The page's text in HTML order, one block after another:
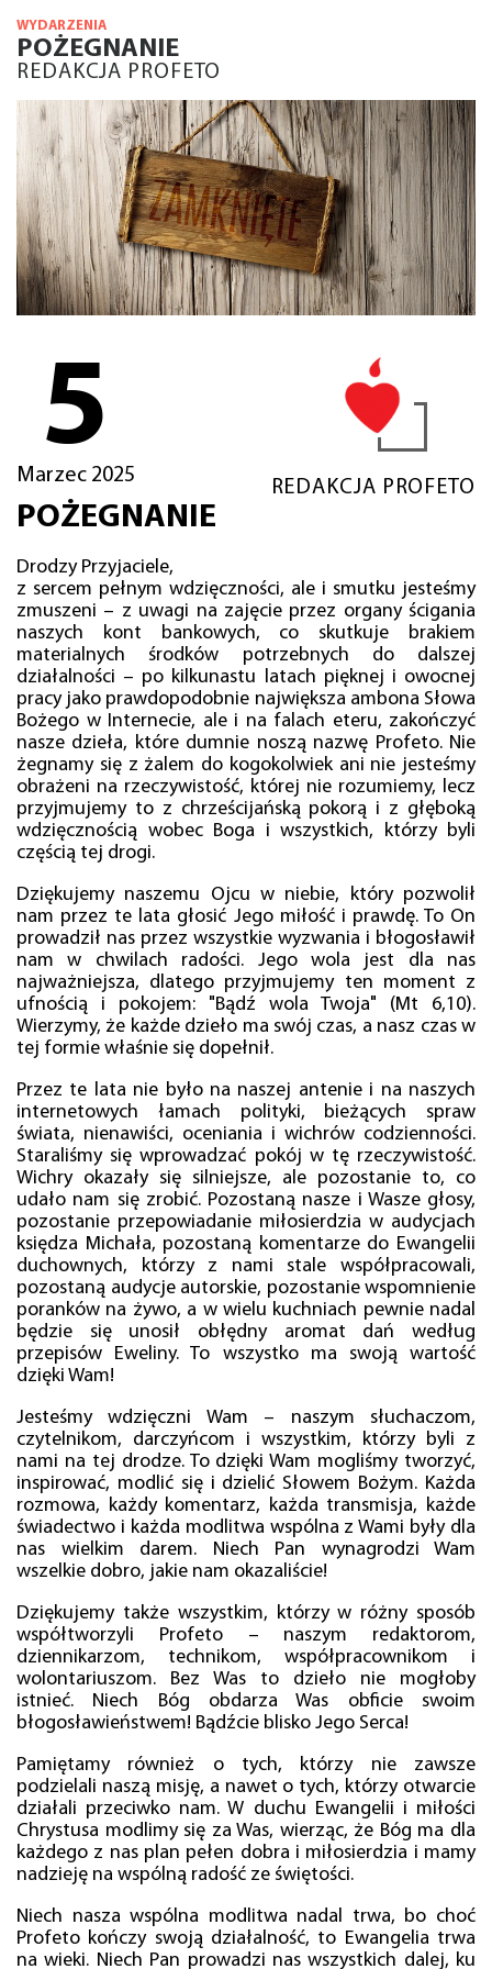
WYDARZENIA
POŻEGNANIE
REDAKCJA PROFETO
5
Marzec 2025
REDAKCJA PROFETO
POŻEGNANIE
Drodzy Przyjaciele,
z sercem pełnym wdzięczności, ale i smutku jesteśmy
zmuszeni – z uwagi na zajęcie przez organy ścigania
naszych kont bankowych, co skutkuje brakiem
materialnych środków potrzebnych do dalszej
działalności – po kilkunastu latach pięknej i owocnej
pracy jako prawdopodobnie największa ambona Słowa
Bożego w Internecie, ale i na falach eteru, zakończyć
nasze dzieła, które dumnie noszą nazwę Profeto. Nie
żegnamy się z żalem do kogokolwiek ani nie jesteśmy
obrażeni na rzeczywistość, której nie rozumiemy, lecz
przyjmujemy to z chrześcijańską pokorą i z głęboką
wdzięcznością wobec Boga i wszystkich, którzy byli
częścią tej drogi.
Dziękujemy naszemu Ojcu w niebie, który pozwolił
nam przez te lata głosić Jego miłość i prawdę. To On
prowadził nas przez wszystkie wyzwania i błogosławił
nam w chwilach radości. Jego wola jest dla nas
najważniejsza, dlatego przyjmujemy ten moment z
ufnością i pokojem: "Bądź wola Twoja" (Mt 6,10).
Wierzymy, że każde dzieło ma swój czas, a nasz czas w
tej formie właśnie się dopełnił.
Przez te lata nie było na naszej antenie i na naszych
internetowych łamach polityki, bieżących spraw
świata, nienawiści, oceniania i wichrów codzienności.
Staraliśmy się wprowadzać pokój w tę rzeczywistość.
Wichry okazały się silniejsze, ale pozostanie to, co
udało nam się zrobić. Pozostaną nasze i Wasze głosy,
pozostanie przepowiadanie miłosierdzia w audycjach
księdza Michała, pozostaną komentarze do Ewangelii
duchownych, którzy z nami stale współpracowali,
pozostaną audycje autorskie, pozostanie wspomnienie
poranków na żywo, a w wielu kuchniach pewnie nadal
będzie się unosił obłędny aromat dań według
przepisów Eweliny. To wszystko ma swoją wartość
dzięki Wam!
Jesteśmy wdzięczni Wam – naszym słuchaczom,
czytelnikom, darczyńcom i wszystkim, którzy byli z
nami na tej drodze. To dzięki Wam mogliśmy tworzyć,
inspirować, modlić się i dzielić Słowem Bożym. Każda
rozmowa, każdy komentarz, każda transmisja, każde
świadectwo i każda modlitwa wspólna z Wami były dla
nas wielkim darem. Niech Pan wynagrodzi Wam
wszelkie dobro, jakie nam okazaliście!
Dziękujemy także wszystkim, którzy w różny sposób
współtworzyli Profeto – naszym redaktorom,
dziennikarzom, technikom, współpracownikom i
wolontariuszom. Bez Was to dzieło nie mogłoby
istnieć. Niech Bóg obdarza Was obficie swoim
błogosławieństwem! Bądźcie blisko Jego Serca!
Pamiętamy również o tych, którzy nie zawsze
podzielali naszą misję, a nawet o tych, którzy otwarcie
działali przeciwko nam. W duchu Ewangelii i miłości
Chrystusa modlimy się za Was, wierząc, że Bóg ma dla
każdego z nas plan pełen dobra i miłosierdzia i mamy
nadzieję na wspólną radość ze świętości.
Niech nasza wspólna modlitwa nadal trwa, bo choć
Profeto kończy swoją działalność, to Ewangelia trwa
na wieki. Niech Pan prowadzi nas wszystkich dalej, ku